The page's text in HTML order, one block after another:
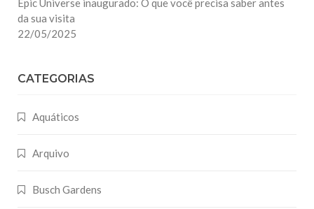
Epic Universe inaugurado: O que você precisa saber antes
da sua visita
22/05/2025
CATEGORIAS
Aquáticos
Arquivo
Busch Gardens